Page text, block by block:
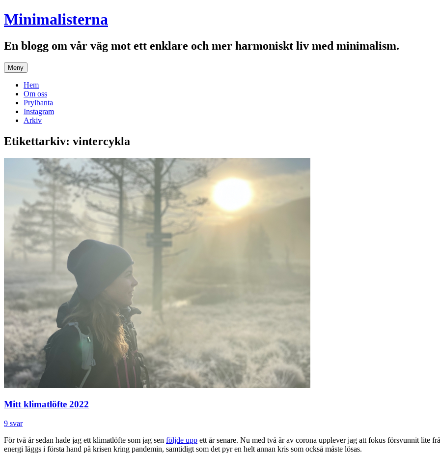
Hoppa
till
Minimalisterna
En blogg om vår väg mot ett enklare och mer harmoniskt liv med minimalism.
Meny
Hem
Om oss
Prylbanta
Instagram
Arkiv
Etikettarkiv: vintercykla
Mitt klimatlöfte 2022
9 svar
För två år sedan hade jag ett klimatlöfte som jag sen följde upp ett år senare. Nu med två år av corona upplever jag att fokus försvunnit lite
energi läggs i första hand på krisen kring pandemin, samtidigt som det pyr en helt annan kris som också måste lösas.